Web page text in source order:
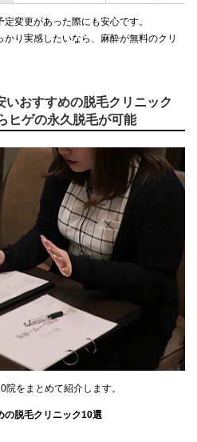
変更があった際にも安心です。
り実感したいなら、麻酔が無料のクリ
いおすすめの脱毛クリニック
ヒゲの永久脱毛が可能
をまとめて紹介します。
の脱毛クリニック10選